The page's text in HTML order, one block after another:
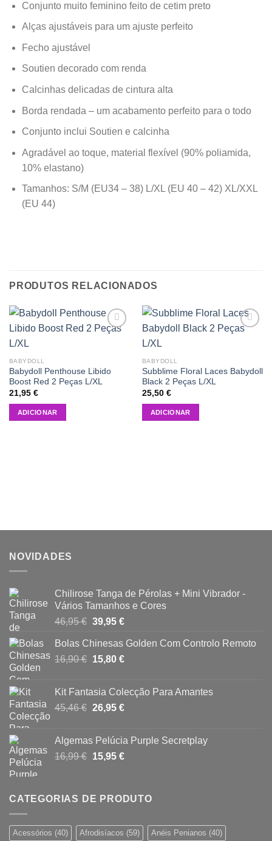
Conjunto muito feminino feito de cetim preto
Alças ajustáveis para um ajuste perfeito
Fecho ajustável
Soutien decorado com renda
Calcinhas delicadas de cintura alta
Borda rendada – um acabamento perfeito para o todo
Conjunto inclui Soutien e calcinha
Agradável ao toque, material flexível (90% poliamida,
10% elastano)
Tamanhos: S/M (EU34 – 38) L/XL (EU 40 – 42) XL/XXL
(EU 44)
PRODUTOS RELACIONADOS
Add to
BABYDOLL
Babydoll Penthouse Libido
Boost Red 2 Peças L/XL
21,95 €
ADICIONAR
BABYDOLL
Subblime Floral Laces Babydoll
Black 2 Peças L/XL
25,50 €
ADICIONAR
NOVIDADES
Chilirose Tanga de Pérolas + Mini Vibrador -
Vários Tamanhos e Cores
46,95€ O
original
era:
39,95 €O
atual
é:
Bolas Chinesas Golden Com Controlo Remoto
16,90€ O
era:
16,90 €.
15,80 €O
é:
15,80 €.
Kit Fantasia Colecção Para Amantes
45,46€ O
era:
45,46 €.
26,95 €O
é:
26,95 €.
Algemas Pelúcia Purple Secretplay
16,99€ O
era:
15,95 €O
é:
CATEGORIAS DE PRODUTO
Acessórios (40) Afrodisíacos (59) Anéis Penianos (40)